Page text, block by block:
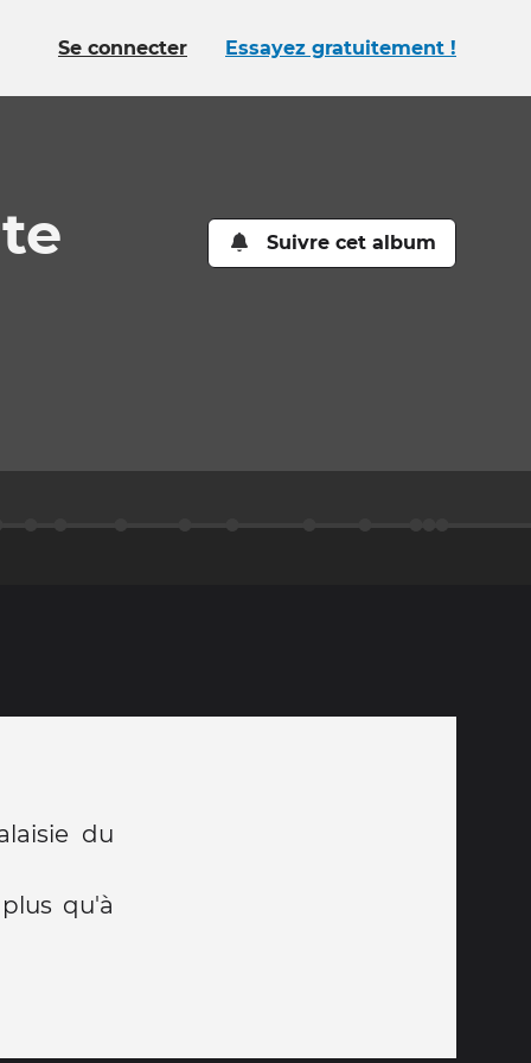
Se connecter Essayez gratuitement !
Suivre cet album
du
qu'à